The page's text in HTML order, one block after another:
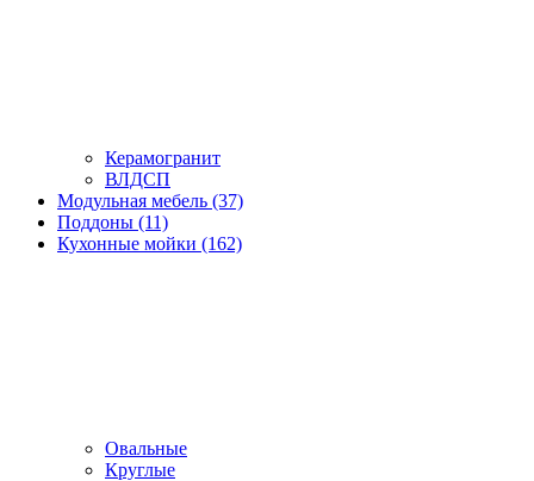
Керамогранит
ВЛДСП
Модульная мебель (37)
Поддоны (11)
Кухонные мойки (162)
Овальные
Круглые